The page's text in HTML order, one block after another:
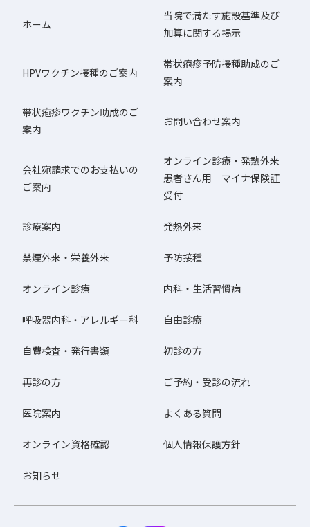
ホーム
当院で満たす施設基準及び
加算に関する掲示
HPVワクチン接種のご案内
帯状疱疹予防接種助成のご
案内
帯状疱疹ワクチン助成のご
案内
お問い合わせ案内
会社宛請求でのお支払いの
ご案内
オンライン診療・発熱外来
患者さん用 マイナ保険証
受付
診療案内 発熱外来
禁煙外来・栄養外来 予防接種
オンライン診療 内科・生活習慣病
呼吸器内科・アレルギー科 自由診療
自費検査・発行書類 初診の方
再診の方 ご予約・受診の流れ
医院案内 よくある質問
オンライン資格確認 個人情報保護方針
お知らせ